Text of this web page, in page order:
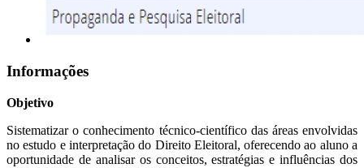
Informações
Objetivo
Sistematizar o conhecimento técnico-científico das áreas envolvidas
no estudo e interpretação do Direito Eleitoral, oferecendo ao aluno a
oportunidade de analisar os conceitos, estratégias e influências dos